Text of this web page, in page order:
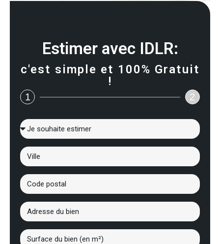
Estimer avec IDLR:
c'est simple et 100% Gratuit
!
1 2